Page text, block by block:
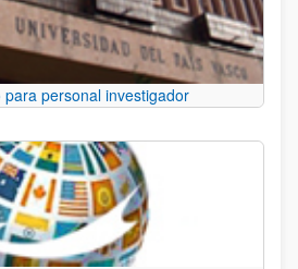
para personal investigador